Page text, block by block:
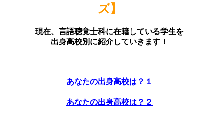
ズ】
現在、言語聴覚士科に在籍している学生を
出身高校別に紹介していきます！
あなたの出身高校は？１
あなたの出身高校は？２